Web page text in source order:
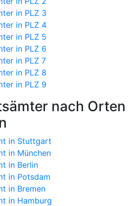
in PLZ 3
in PLZ 4
in PLZ 5
in PLZ 6
in PLZ 7
in PLZ 8
in PLZ 9
nach Orten
in Stuttgart
in München
in Berlin
in Potsdam
in Bremen
in Hamburg